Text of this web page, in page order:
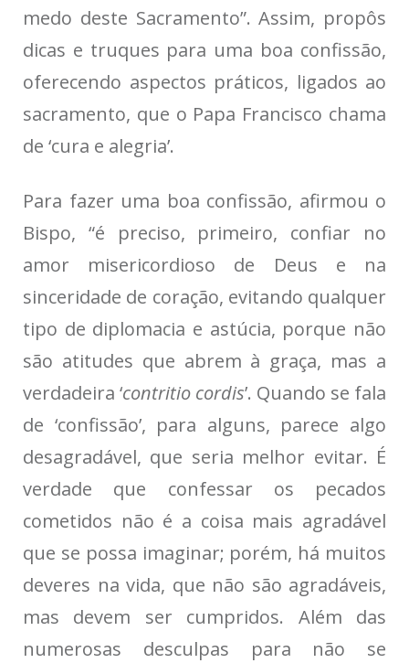
medo deste Sacramento”. Assim, propôs
dicas e truques para uma boa confissão,
oferecendo aspectos práticos, ligados ao
sacramento, que o Papa Francisco chama
de ‘cura e alegria’.
Para fazer uma boa confissão, afirmou o
Bispo, “é preciso, primeiro, confiar no
amor misericordioso de Deus e na
sinceridade de coração, evitando qualquer
tipo de diplomacia e astúcia, porque não
são atitudes que abrem à graça, mas a
verdadeira ‘contritio cordis’. Quando se fala
de ‘confissão’, para alguns, parece algo
desagradável, que seria melhor evitar. É
verdade que confessar os pecados
cometidos não é a coisa mais agradável
que se possa imaginar; porém, há muitos
deveres na vida, que não são agradáveis,
mas devem ser cumpridos. Além das
numerosas desculpas para não se